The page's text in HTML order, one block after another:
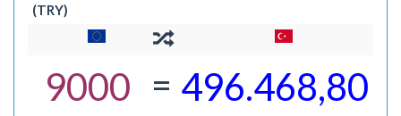
(TRY)
9000 = 496.468,80